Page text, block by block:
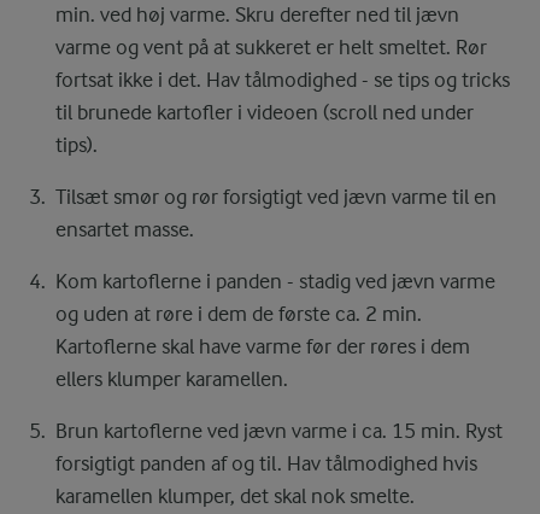
min. ved høj varme. Skru derefter ned til jævn
varme og vent på at sukkeret er helt smeltet. Rør
fortsat ikke i det. Hav tålmodighed - se tips og tricks
til brunede kartofler i videoen (scroll ned under
tips).
Tilsæt smør og rør forsigtigt ved jævn varme til en
ensartet masse.
Kom kartoflerne i panden - stadig ved jævn varme
og uden at røre i dem de første ca. 2 min.
Kartoflerne skal have varme før der røres i dem
ellers klumper karamellen.
Brun kartoflerne ved jævn varme i ca. 15 min. Ryst
forsigtigt panden af og til. Hav tålmodighed hvis
karamellen klumper, det skal nok smelte.